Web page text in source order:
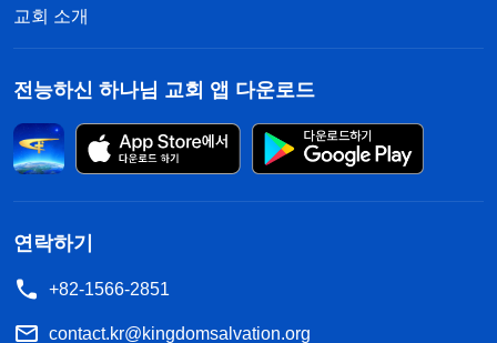
교회 소개
전능하신 하나님 교회 앱 다운로드
연락하기
+82-1566-2851
contact.kr@kingdomsalvation.org